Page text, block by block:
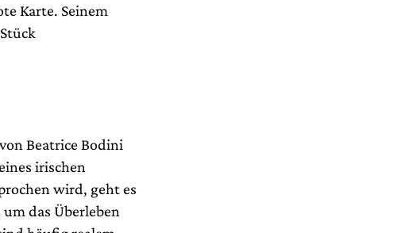
Karte. Seinem
Beatrice Bodini
irischen
wird, geht es
das Überleben